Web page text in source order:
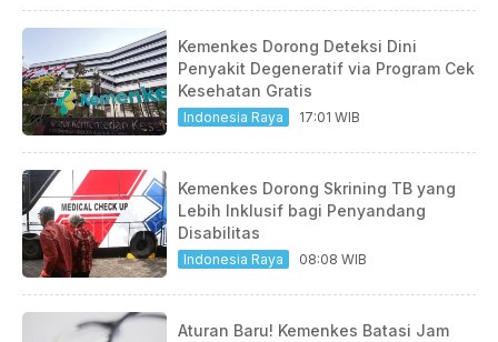
Kemenkes Dorong Deteksi Dini
Penyakit Degeneratif via Program Cek
Kesehatan Gratis
Indonesia Raya 17:01 WIB
Kemenkes Dorong Skrining TB yang
Lebih Inklusif bagi Penyandang
Disabilitas
Indonesia Raya 08:08 WIB
Aturan Baru! Kemenkes Batasi Jam